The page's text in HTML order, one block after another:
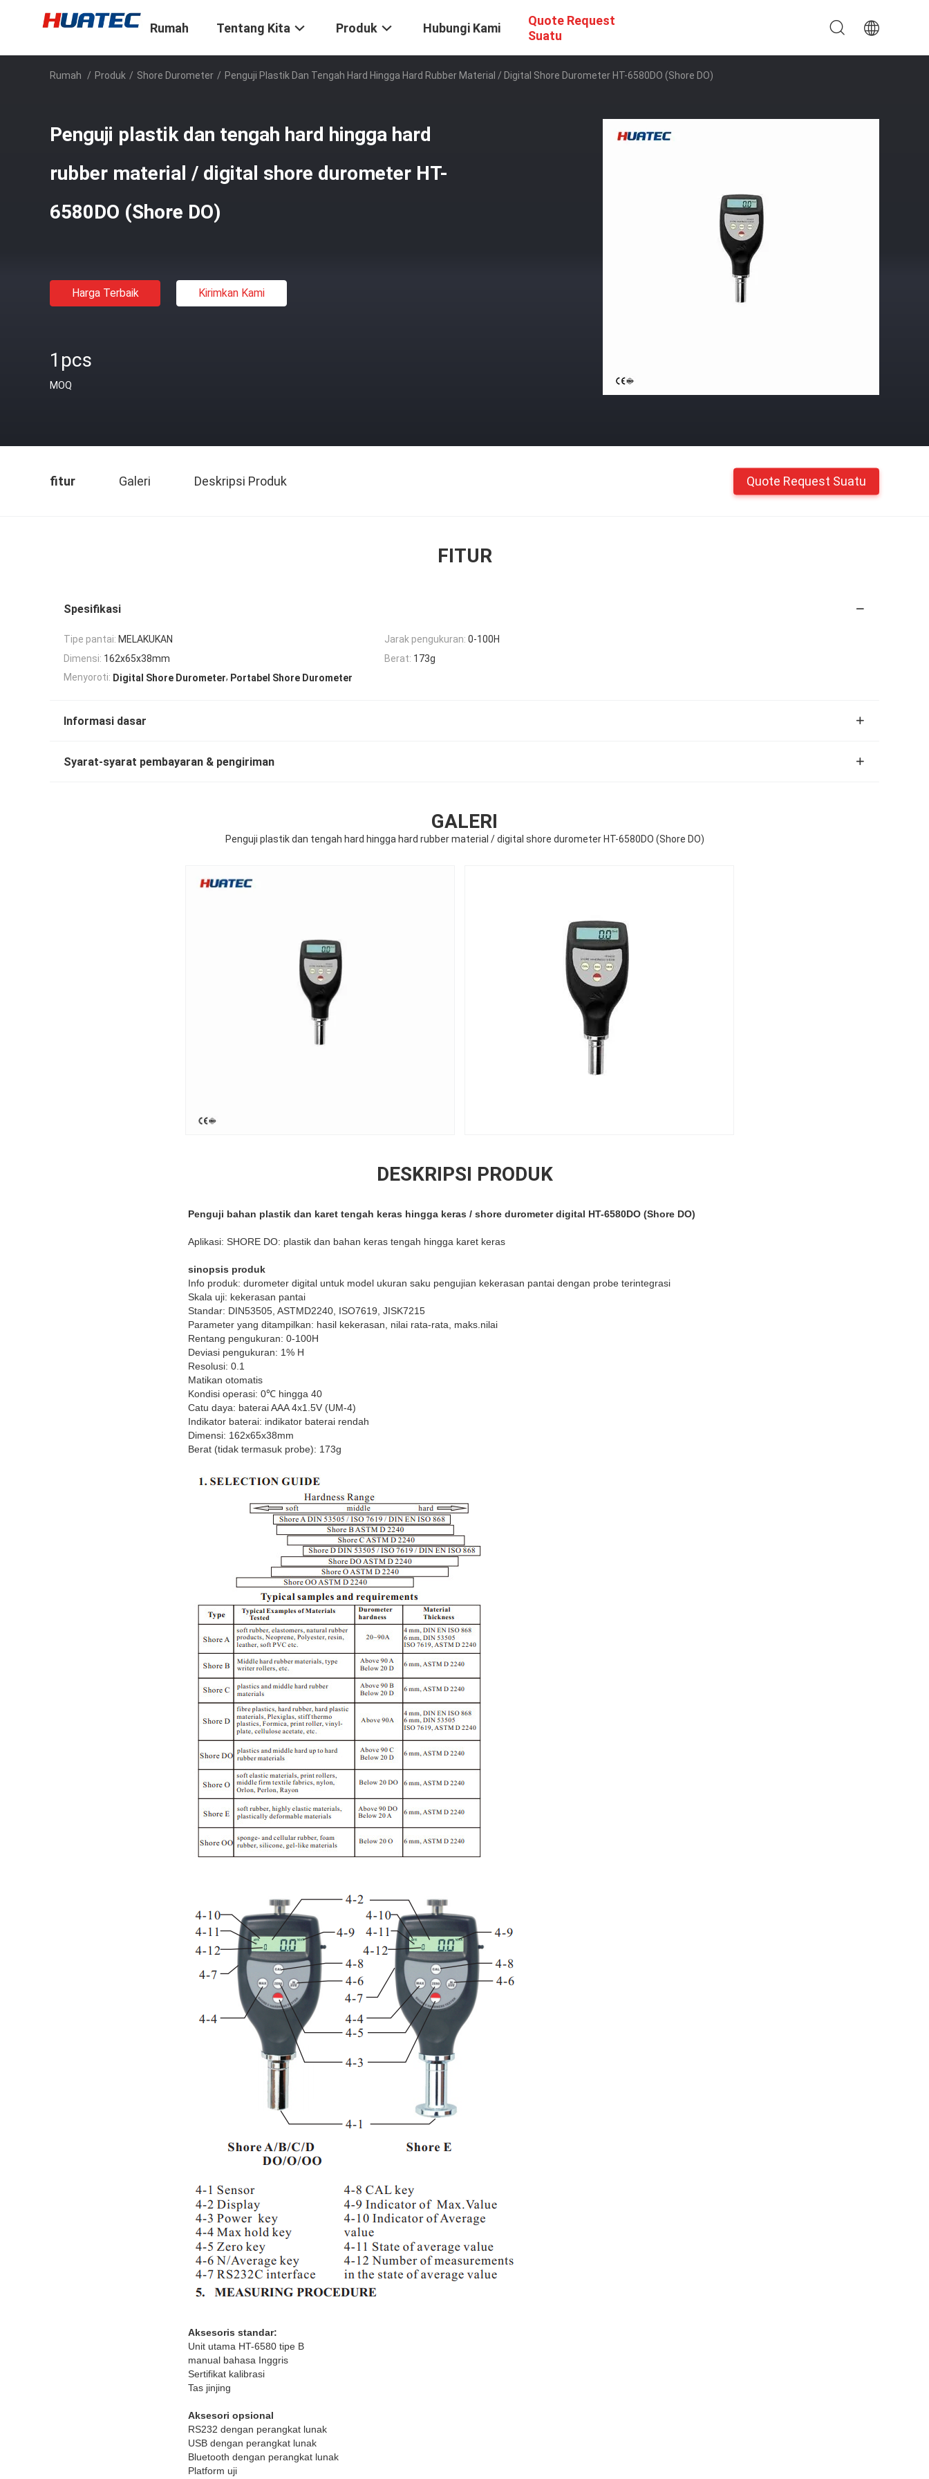
Rumah Tentang Kita Produk Hubungi Kami
Quote Request
Suatu
Rumah / Produk / Shore Durometer / Penguji Plastik Dan Tengah Hard Hingga Hard Rubber Material / Digital Shore Durometer HT-6580DO (Shore DO)
Penguji plastik dan tengah hard hingga hard
rubber material / digital shore durometer HT-
6580DO (Shore DO)
Harga Terbaik Kirimkan Kami
1pcs
MOQ
fitur Galeri Deskripsi Produk Quote Request Suatu
FITUR
Spesifikasi
Tipe pantai: MELAKUKAN Jarak pengukuran: 0-100H
Dimensi: 162x65x38mm Berat: 173g
Menyoroti: Digital Shore Durometer, Portabel Shore Durometer
Informasi dasar
Syarat-syarat pembayaran & pengiriman
GALERI
Penguji plastik dan tengah hard hingga hard rubber material / digital shore durometer HT-6580DO (Shore DO)
DESKRIPSI PRODUK
Penguji bahan plastik dan karet tengah keras hingga keras / shore durometer digital HT-6580DO (Shore DO)
Aplikasi: SHORE DO: plastik dan bahan keras tengah hingga karet keras
sinopsis produk
Info produk: durometer digital untuk model ukuran saku pengujian kekerasan pantai dengan probe terintegrasi
Skala uji: kekerasan pantai
Standar: DIN53505, ASTMD2240, ISO7619, JISK7215
Parameter yang ditampilkan: hasil kekerasan, nilai rata-rata, maks.nilai
Rentang pengukuran: 0-100H
Deviasi pengukuran: 1% H
Resolusi: 0.1
Matikan otomatis
Kondisi operasi: 0℃ hingga 40
Catu daya: baterai AAA 4x1.5V (UM-4)
Indikator baterai: indikator baterai rendah
Dimensi: 162x65x38mm
Berat (tidak termasuk probe): 173g
Aksesoris standar:
Unit utama HT-6580 tipe B
manual bahasa Inggris
Sertifikat kalibrasi
Tas jinjing
Aksesori opsional
RS232 dengan perangkat lunak
USB dengan perangkat lunak
Bluetooth dengan perangkat lunak
Platform uji